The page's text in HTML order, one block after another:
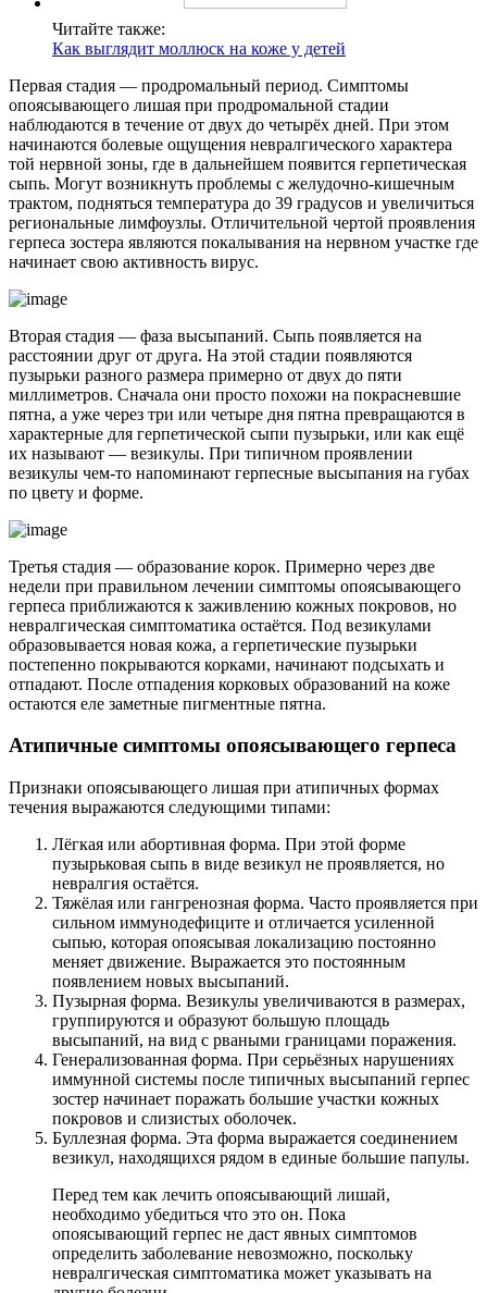
Читайте также:
Как выглядит моллюск на коже у детей
Первая стадия — продромальный период. Симптомы
опоясывающего лишая при продромальной стадии
наблюдаются в течение от двух до четырёх дней. При этом
начинаются болевые ощущения невралгического характера
той нервной зоны, где в дальнейшем появится герпетическая
сыпь. Могут возникнуть проблемы с желудочно-кишечным
трактом, подняться температура до 39 градусов и увеличиться
региональные лимфоузлы. Отличительной чертой проявления
герпеса зостера являются покалывания на нервном участке где
начинает свою активность вирус.
Вторая стадия — фаза высыпаний. Сыпь появляется на
расстоянии друг от друга. На этой стадии появляются
пузырьки разного размера примерно от двух до пяти
миллиметров. Сначала они просто похожи на покрасневшие
пятна, а уже через три или четыре дня пятна превращаются в
характерные для герпетической сыпи пузырьки, или как ещё
их называют — везикулы. При типичном проявлении
везикулы чем-то напоминают герпесные высыпания на губах
по цвету и форме.
Третья стадия — образование корок. Примерно через две
недели при правильном лечении симптомы опоясывающего
герпеса приближаются к заживлению кожных покровов, но
невралгическая симптоматика остаётся. Под везикулами
образовывается новая кожа, а герпетические пузырьки
постепенно покрываются корками, начинают подсыхать и
отпадают. После отпадения корковых образований на коже
остаются еле заметные пигментные пятна.
Атипичные симптомы опоясывающего герпеса
Признаки опоясывающего лишая при атипичных формах
течения выражаются следующими типами:
Лёгкая или абортивная форма. При этой форме
пузырьковая сыпь в виде везикул не проявляется, но
невралгия остаётся.
Тяжёлая или гангренозная форма. Часто проявляется при
сильном иммунодефиците и отличается усиленной
сыпью, которая опоясывая локализацию постоянно
меняет движение. Выражается это постоянным
появлением новых высыпаний.
Пузырная форма. Везикулы увеличиваются в размерах,
группируются и образуют большую площадь
высыпаний, на вид с рваными границами поражения.
Генерализованная форма. При серьёзных нарушениях
иммунной системы после типичных высыпаний герпес
зостер начинает поражать большие участки кожных
покровов и слизистых оболочек.
Буллезная форма. Эта форма выражается соединением
везикул, находящихся рядом в единые большие папулы.
Перед тем как лечить опоясывающий лишай,
необходимо убедиться что это он. Пока
опоясывающий герпес не даст явных симптомов
определить заболевание невозможно, поскольку
невралгическая симптоматика может указывать на